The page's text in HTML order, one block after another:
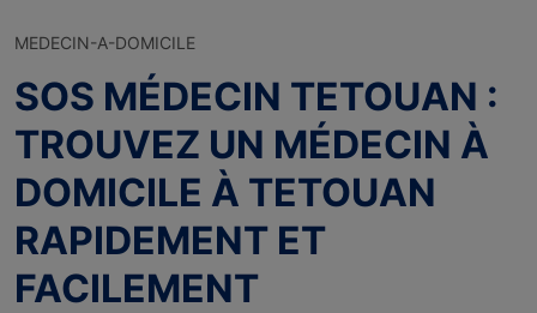
MEDECIN-A-DOMICILE
SOS MÉDECIN TETOUAN :
TROUVEZ UN MÉDECIN À
DOMICILE À TETOUAN
RAPIDEMENT ET
FACILEMENT